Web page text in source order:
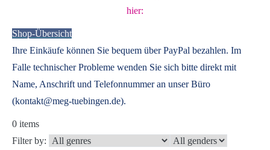
hier:
Shop-Übersicht
Ihre Einkäufe können Sie bequem über PayPal bezahlen. Im
Falle technischer Probleme wenden Sie sich bitte direkt mit
Name, Anschrift und Telefonnummer an unser Büro
(kontakt@meg-tuebingen.de).
0 items
Filter by: